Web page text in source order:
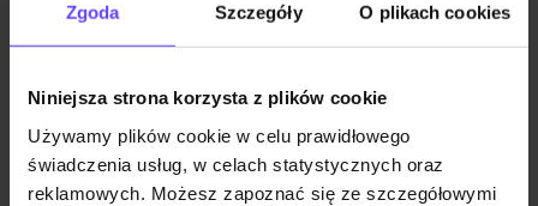
Zgoda Szczegóły O plikach cookies
Niniejsza strona korzysta z plików cookie
Używamy plików cookie w celu prawidłowego
świadczenia usług, w celach statystycznych oraz
reklamowych. Możesz zapoznać się ze szczegółowymi
Nasza redakcja jest tu dla Ciebie!